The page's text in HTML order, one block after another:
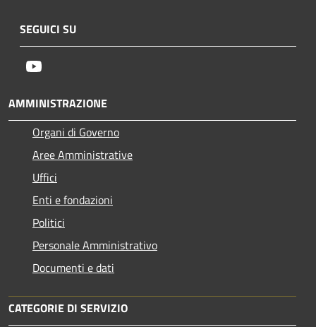
SEGUICI SU
AMMINISTRAZIONE
Organi di Governo
Aree Amministrative
Uffici
Enti e fondazioni
Politici
Personale Amministrativo
Documenti e dati
CATEGORIE DI SERVIZIO